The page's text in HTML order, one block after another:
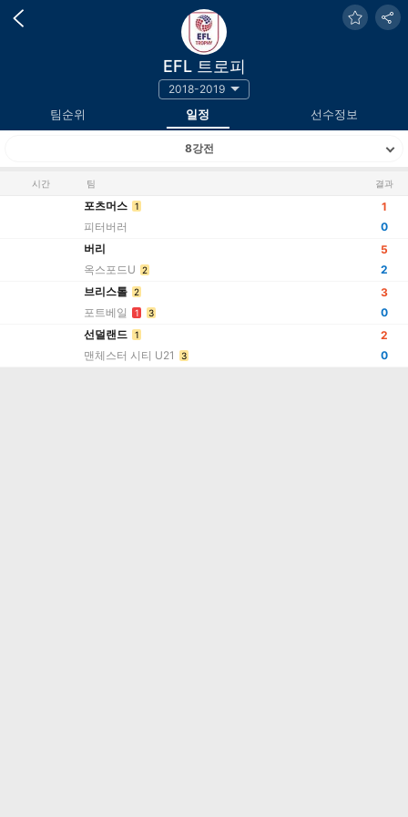
EFL 트로피
2018-2019
팀순위 일정 선수정보
8강전
시간 팀 결과
포츠머스 1
피터버러
1
0
버리
옥스포드U
2
5
2
브리스톨 2
포트베일 1 3
3
0
선덜랜드
1
맨체스터 시티 U21 3
2
0